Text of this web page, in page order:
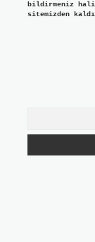
bildirmeniz
sitemizden